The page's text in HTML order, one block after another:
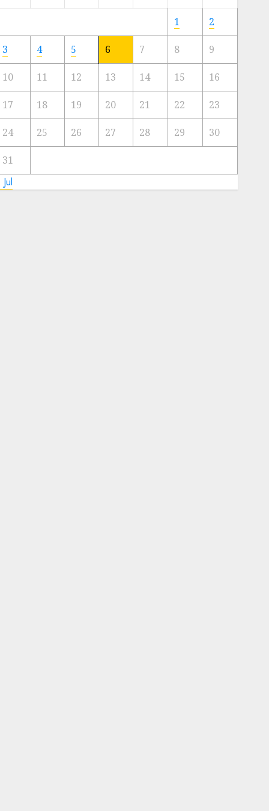
Artis
Kota
23/11/2024
0
1 2
3 4 5 6 7 8 9
10 11 12 13 14 15 16
17 18 19 20 21 22 23
24 25 26 27 28 29 30
31